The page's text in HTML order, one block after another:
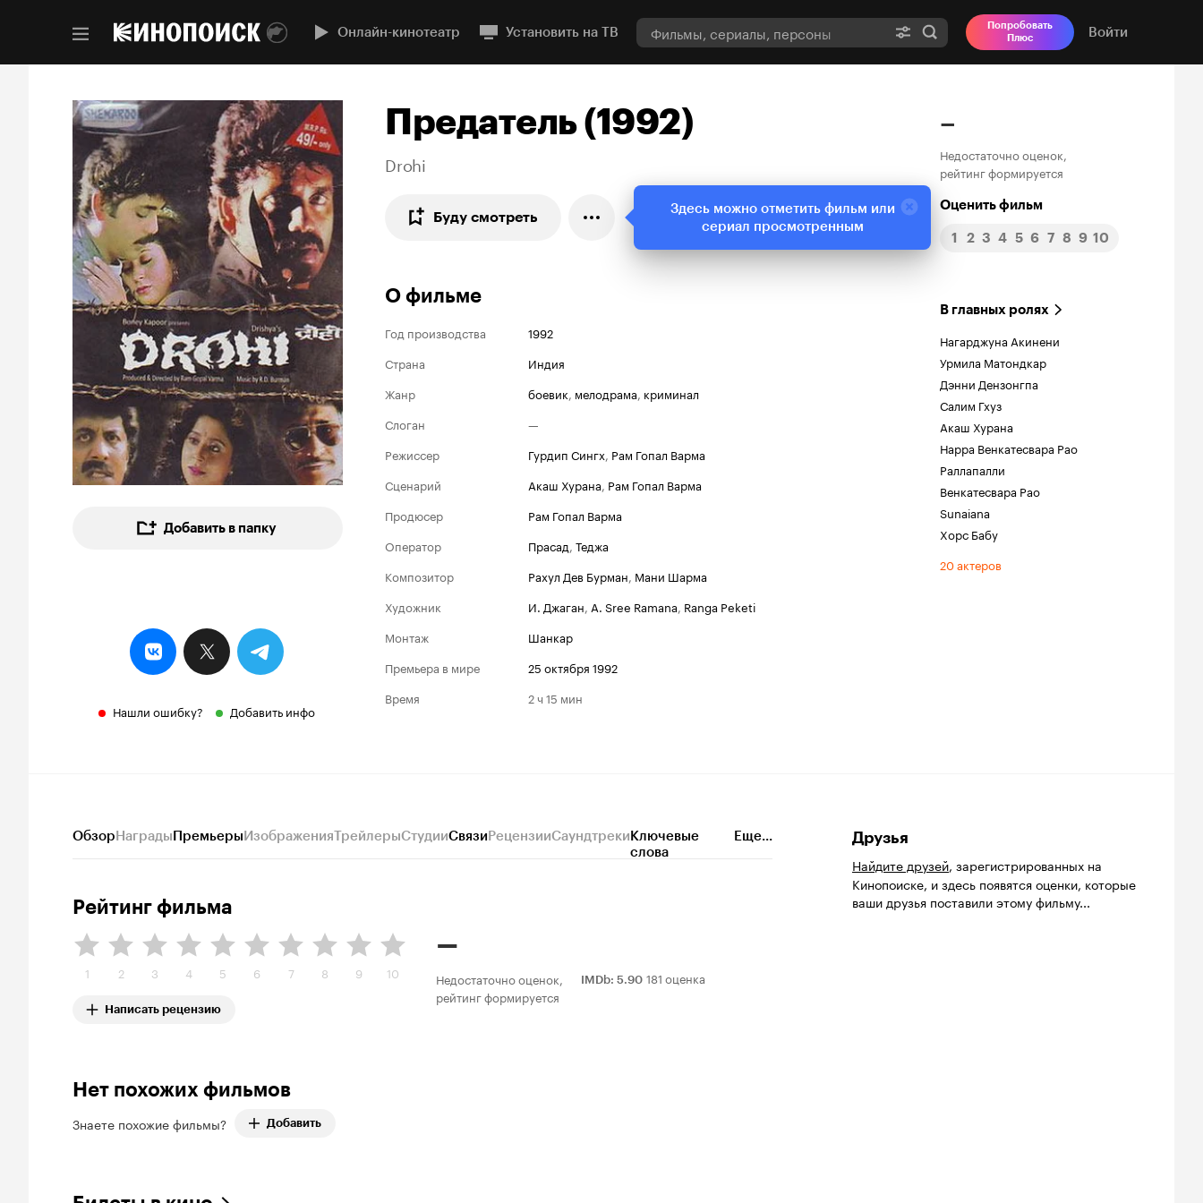
Онлайн-кинотеатр Установить на ТВ
Попробовать
Плюс
Войти
Добавить в папку
Нашли ошибку? Добавить инфо
Предатель (1992)
Drohi
Буду смотреть
–
Недостаточно оценок,
рейтинг формируется
Оценить фильм
1 2 3 4 5 6 7 8 9 10
О фильме
Год производства
1992
Страна
Индия
Жанр
боевик, мелодрама, криминал
Слоган
—
Режиссер
Гурдип Сингх, Рам Гопал Варма
Сценарий
Акаш Хурана, Рам Гопал Варма
Продюсер
Рам Гопал Варма
Оператор
Прасад, Теджа
Композитор
Рахул Дев Бурман, Мани Шарма
Художник
И. Джаган, A. Sree Ramana, Ranga Peketi
Монтаж
Шанкар
Премьера в мире
25 октября 1992
Время
2 ч 15 мин
В главных ролях
Нагарджуна Акинени
Урмила Матондкар
Дэнни Дензонгпа
Салим Гхуз
Акаш Хурана
Нарра Венкатесвара Рао
Раллапалли
Венкатесвара Рао
Sunaiana
Хорс Бабу
20 актеров
ОбзорНаградыПремьерыИзображенияТрейлерыСтудииСвязиРецензииСаундтрекиКлючевые
слова
Еще...
Рейтинг фильма
1 2 3 4 5 6 7 8 9 10
Написать рецензию
–
Недостаточно оценок,
рейтинг формируется
IMDb: 5.90 181 оценка
Нет похожих фильмов
Знаете похожие фильмы? Добавить
Друзья
Найдите друзей, зарегистрированных на
Кинопоиске, и здесь появятся оценки, которые
ваши друзья поставили этому фильму...
Здесь можно отметить фильм или
сериал просмотренным